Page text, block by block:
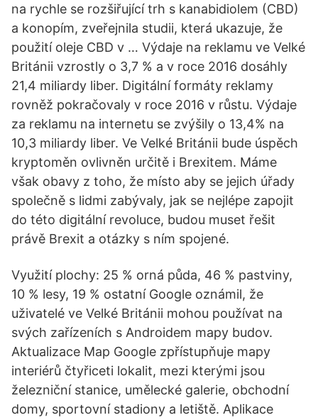
na rychle se rozšiřující trh s kanabidiolem (CBD)
a konopím, zveřejnila studii, která ukazuje, že
použití oleje CBD v … Výdaje na reklamu ve Velké
Británii vzrostly o 3,7 % a v roce 2016 dosáhly
21,4 miliardy liber. Digitální formáty reklamy
rovněž pokračovaly v roce 2016 v růstu. Výdaje
za reklamu na internetu se zvýšily o 13,4% na
10,3 miliardy liber. Ve Velké Británii bude úspěch
kryptoměn ovlivněn určitě i Brexitem. Máme
však obavy z toho, že místo aby se jejich úřady
společně s lidmi zabývaly, jak se nejlépe zapojit
do této digitální revoluce, budou muset řešit
právě Brexit a otázky s ním spojené.
Využití plochy: 25 % orná půda, 46 % pastviny,
10 % lesy, 19 % ostatní Google oznámil, že
uživatelé ve Velké Británii mohou používat na
svých zařízeních s Androidem mapy budov.
Aktualizace Map Google zpřístupňuje mapy
interiérů čtyřiceti lokalit, mezi kterými jsou
železniční stanice, umělecké galerie, obchodní
domy, sportovní stadiony a letiště. Aplikace